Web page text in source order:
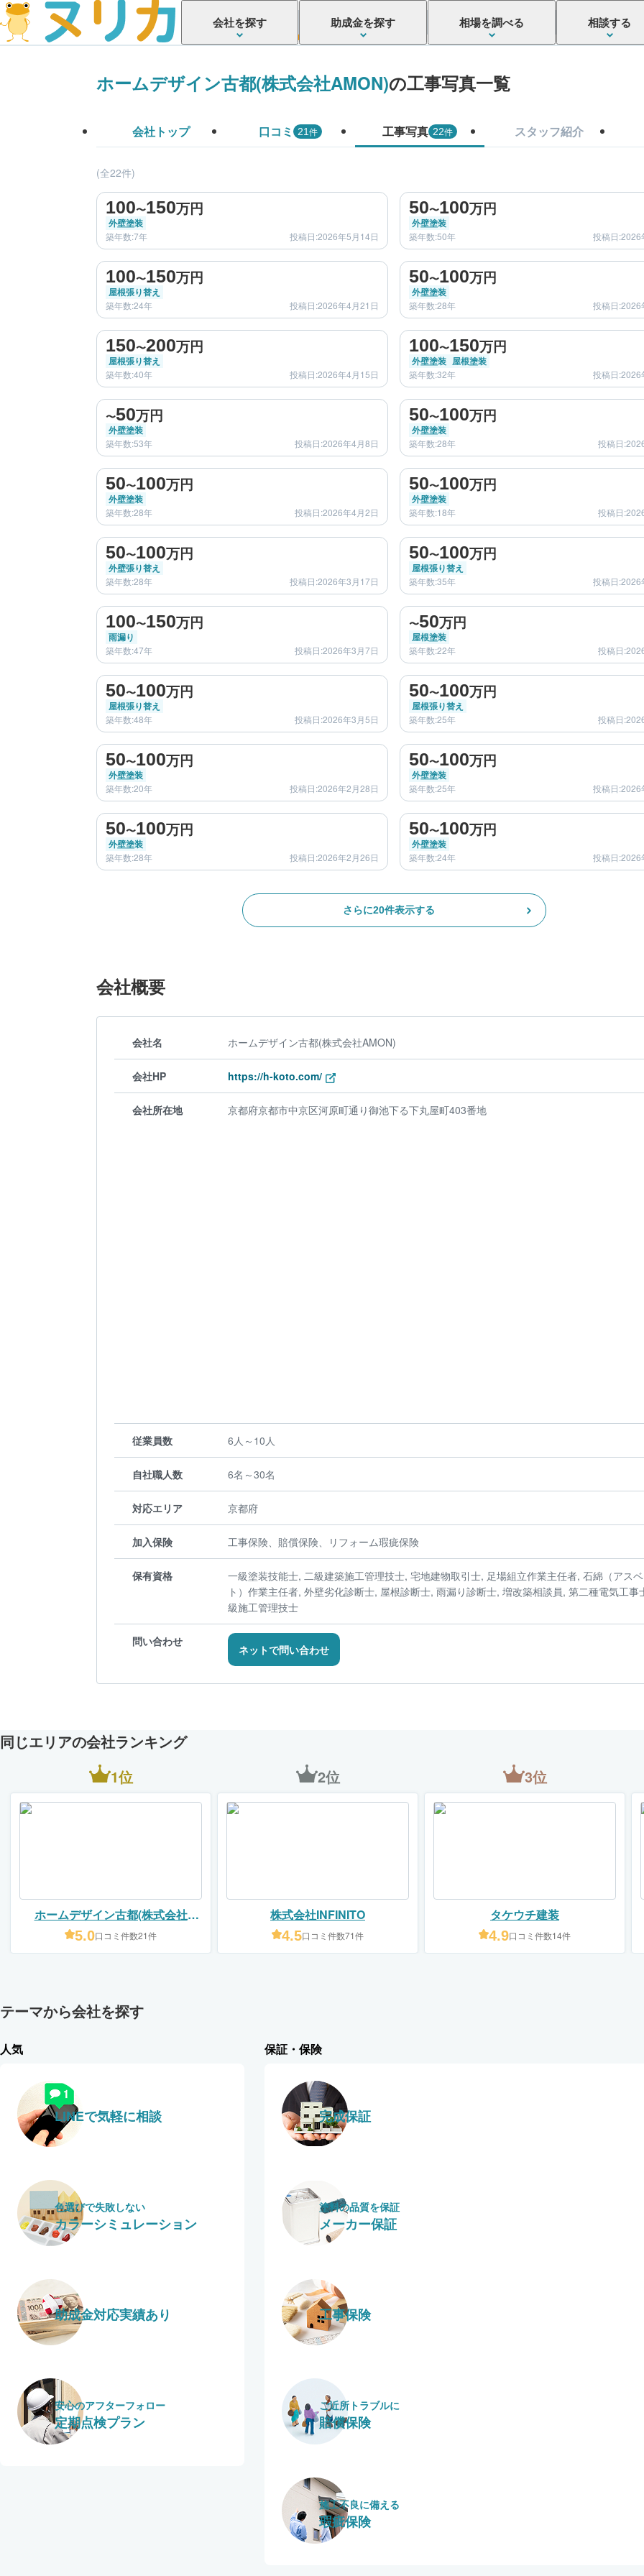
会社を探す 助成金を探す 相場を調べる 相談する
ホームデザイン古都(株式会社AMON)の工事写真一覧
会社トップ 口コミ 21件 工事写真 22件 スタッフ紹介
(全22件)
before
100〜150万円
外壁塗装
築年数:7年 投稿日:2026年5月14日
50〜100万円
外壁塗装
築年数:50年 投稿日:2026
before
100〜150万円
屋根張り替え
築年数:24年 投稿日:2026年4月21日
before
50〜100万円
外壁塗装
築年数:28年 投稿日:2026
before
150〜200万円
屋根張り替え
築年数:40年 投稿日:2026年4月15日
before
100〜150万円
外壁塗装 屋根塗装
築年数:32年 投稿日:2026
before
〜50万円
外壁塗装
築年数:53年 投稿日:2026年4月8日
before
50〜100万円
外壁塗装
築年数:28年 投稿日
before
50〜100万円
外壁塗装
築年数:28年 投稿日:2026年4月2日
before
50〜100万円
外壁塗装
築年数:18年 投稿日
before
50〜100万円
外壁張り替え
築年数:28年 投稿日:2026年3月17日
before
50〜100万円
屋根張り替え
築年数:35年 投稿日:2026
before
100〜150万円
雨漏り
築年数:47年 投稿日:2026年3月7日
before
〜50万円
屋根塗装
築年数:22年 投稿日
before
50〜100万円
屋根張り替え
築年数:48年 投稿日:2026年3月5日
before
50〜100万円
屋根張り替え
築年数:25年 投稿日
before
50〜100万円
外壁塗装
築年数:20年 投稿日:2026年2月28日
before
50〜100万円
外壁塗装
築年数:25年 投稿日:2026
before
50〜100万円
外壁塗装
築年数:28年 投稿日:2026年2月26日
before
50〜100万円
外壁塗装
築年数:24年 投稿日:2026
さらに20件表示する
会社概要
会社名 ホームデザイン古都(株式会社AMON)
会社HP https://h-koto.com/
会社所在地 京都府京都市中京区河原町通り御池下る下丸屋町403番地
従業員数 6人～10人
自社職人数 6名～30名
対応エリア 京都府
加入保険 工事保険、賠償保険、リフォーム瑕疵保険
保有資格
一級塗装技能士, 二級建築施工管理技士, 宅地建物取引士, 足場組立作業主任者, 石綿（アス
ト）作業主任者, 外壁劣化診断士, 屋根診断士, 雨漏り診断士, 増改築相談員, 第二種電気工事
級施工管理技士
問い合わせ
ネットで問い合わせ
同じエリアの会社ランキング
1位
ホームデザイン古都(株式会社
AMON)
5.0口コミ件数21件
2位
株式会社INFINITO
4.5口コミ件数71件
3位
タケウチ建装
4.9口コミ件数14件
テーマから会社を探す
人気
LINEで気軽に相談
色選びで失敗しない
カラーシミュレーション
助成金対応実績あり
安心のアフターフォロー
定期点検プラン
保証・保険
完成保証
塗料の​品質を​保証
メーカー保証
工事保険
ご近所トラブルに
賠償保険
施工不良に​備える
瑕疵保険